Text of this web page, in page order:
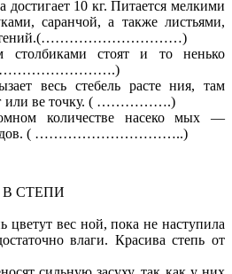
достигает 10 кг. Питается мелкими
саранчой, а также листьями,
растений.(…………………………)
стоят и то ненько
весь стебель расте ния, там
или ве точку. ( …………….)
количестве насеко мых —
( …………………………..)
В СТЕПИ
цветут вес ной, пока не наступила
влаги. Красива степь от